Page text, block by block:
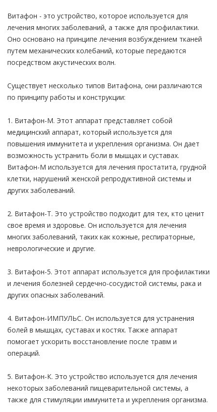
Витафон - это устройство, которое используется для
лечения многих заболеваний, а также для профилактики.
Оно основано на принципе лечения возбуждением тканей
путем механических колебаний, которые передаются
посредством акустических волн.
Существует несколько типов Витафона, они различаются
по принципу работы и конструкции:
1. Витафон-М. Этот аппарат представляет собой
медицинский аппарат, который используется для
повышения иммунитета и укрепления организма. Он дает
возможность устранить боли в мышцах и суставах.
Витафон-М используется для лечения простатита, грудной
клетки, нарушений женской репродуктивной системы и
других заболеваний.
2. Витафон-Т. Это устройство подходит для тех, кто ценит
свое время и здоровье. Он используется для лечения
многих заболеваний, таких как кожные, респираторные,
неврологические и другие.
3. Витафон-5. Этот аппарат используется для профилактики
и лечения болезней сердечно-сосудистой системы, рака и
других опасных заболеваний.
4. Витафон-ИМПУЛЬС. Он используется для устранения
болей в мышцах, суставах и костях. Также аппарат
помогает ускорить восстановление после травм и
операций.
5. Витафон-К. Это устройство используется для лечения
некоторых заболеваний пищеварительной системы, а
также для стимуляции иммунитета и укрепления организма.